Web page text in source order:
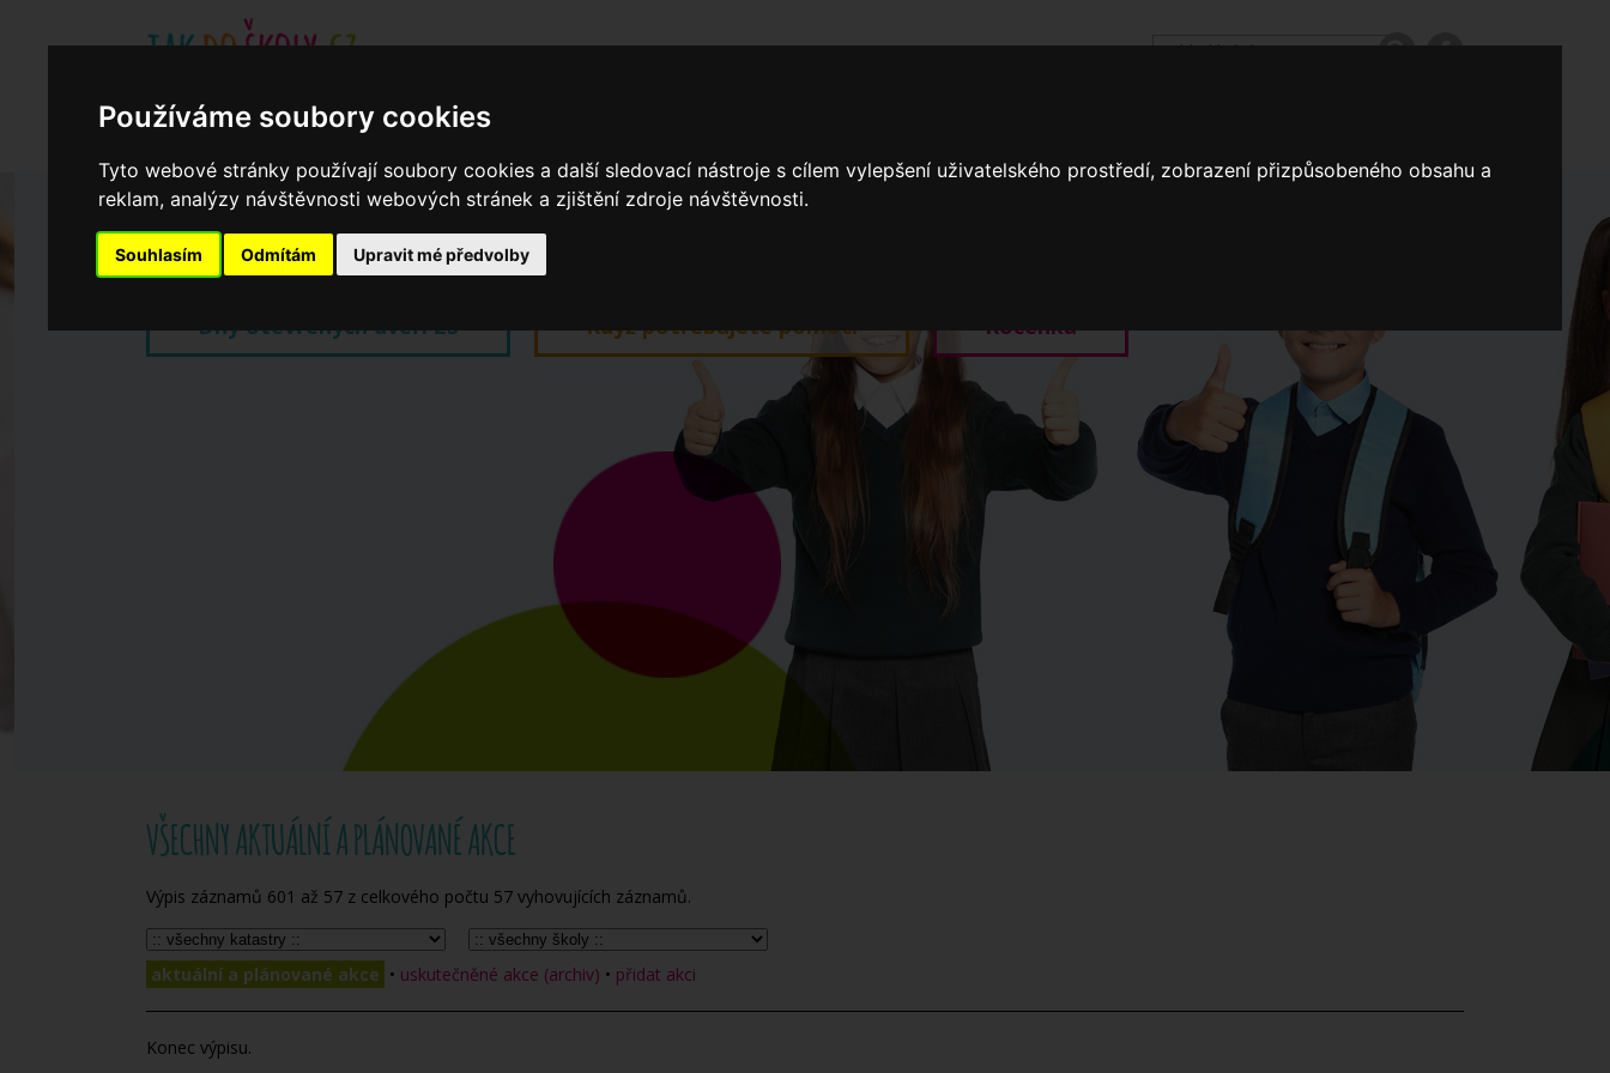
Používáme soubory cookies
Tyto webové stránky používají soubory cookies a další sledovací nástroje s cílem vylepšení uživatelského prostředí, zobrazení přizpůsobeného obsahu a
reklam, analýzy návštěvnosti webových stránek a zjištění zdroje návštěvnosti.
Souhlasím Odmítám Upravit mé předvolby
Základní školy Aktuality Akce Soukromé základní školy
Když potřebujete pomoci
Ročenka
cookies
Zápisy do ZŠ 2026/27 Výroční zprávy
Dny otevřených dveří ZŠ Když potřebujete pomoci Ročenka
VŠECHNY AKTUÁLNÍ A PLÁNOVANÉ AKCE
Výpis záznamů 601 až 57 z celkového počtu 57 vyhovujících záznamů.
aktuální a plánované akce • uskutečněné akce (archiv) • přidat akci
Konec výpisu.